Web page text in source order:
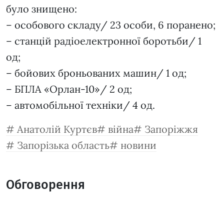
було знищено:
– особового складу/ 23 особи, 6 поранено;
– станцій радіоелектронної боротьби/ 1
од;
– бойових броньованих машин/ 1 од;
– БПЛА «Орлан-10»/ 2 од;
– автомобільної техніки/ 4 од.
Анатолій Куртєв
війна
Запоріжжя
Запорізька область
новини
Обговорення